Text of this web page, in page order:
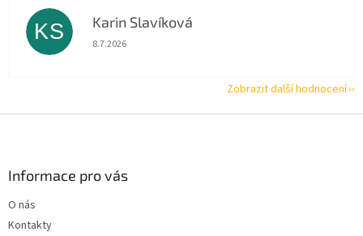
KS Karin Slavíková
Hodnocení obchodu je 5 z 5 hvězdiček.
8.7.2026
Zobrazit další hodnocení
Informace pro vás
O nás
Kontakty